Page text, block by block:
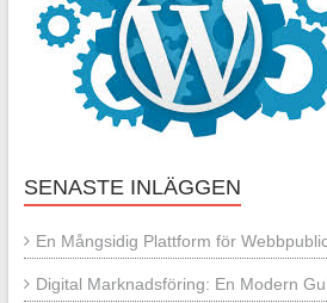
SENASTE INLÄGGEN
En Mångsidig Plattform för
Digital Marknadsföring: En Modern